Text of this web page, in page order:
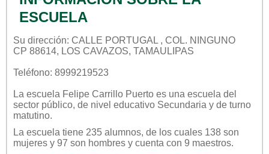
ESCUELA
Su dirección: CALLE PORTUGAL , COL. NINGUNO
CP 88614, LOS CAVAZOS, TAMAULIPAS
Teléfono: 8999219523
La escuela Felipe Carrillo Puerto es una escuela del
sector público, de nivel educativo Secundaria y de turno
matutino.
La escuela tiene 235 alumnos, de los cuales 138 son
mujeres y 97 son hombres y cuenta con 9 maestros.